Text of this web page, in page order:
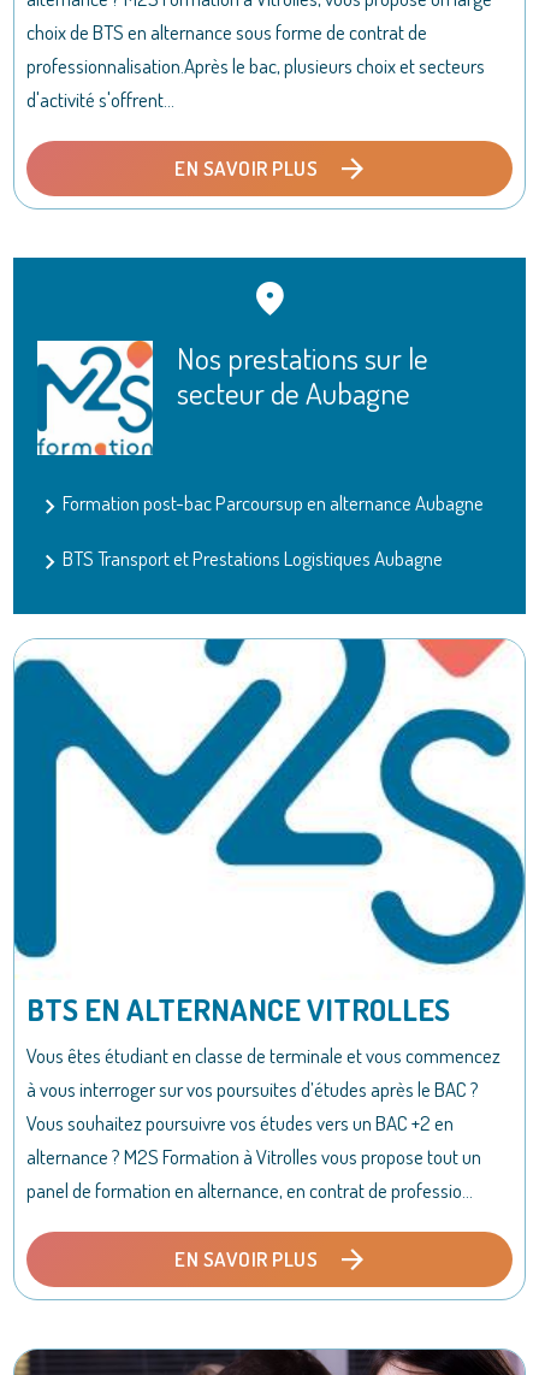
choix de BTS en alternance sous forme de contrat de
professionnalisation.Après le bac, plusieurs choix et secteurs
d'activité s'offrent...
EN SAVOIR PLUS
Nos prestations sur le
secteur de Aubagne
Formation post-bac Parcoursup en alternance Aubagne
BTS Transport et Prestations Logistiques Aubagne
BTS EN ALTERNANCE VITROLLES
Vous êtes étudiant en classe de terminale et vous commencez
à vous interroger sur vos poursuites d’études après le BAC ?
Vous souhaitez poursuivre vos études vers un BAC +2 en
alternance ? M2S Formation à Vitrolles vous propose tout un
panel de formation en alternance, en contrat de professio...
EN SAVOIR PLUS